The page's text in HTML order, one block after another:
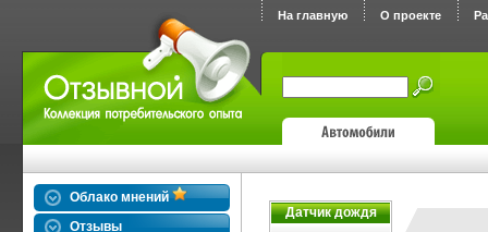
На главную О проекте
Облако мнений
Отзывы
Датчик дождя